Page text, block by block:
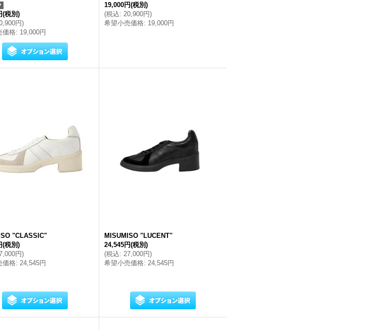
(税別)
円)
価格: 19,000円
19,000円(税別)
(税込: 20,900円)
希望小売価格: 19,000円
"CLASSIC"
(税別)
円)
価格: 24,545円
MISUMISO "LUCENT"
24,545円(税別)
(税込: 27,000円)
希望小売価格: 24,545円